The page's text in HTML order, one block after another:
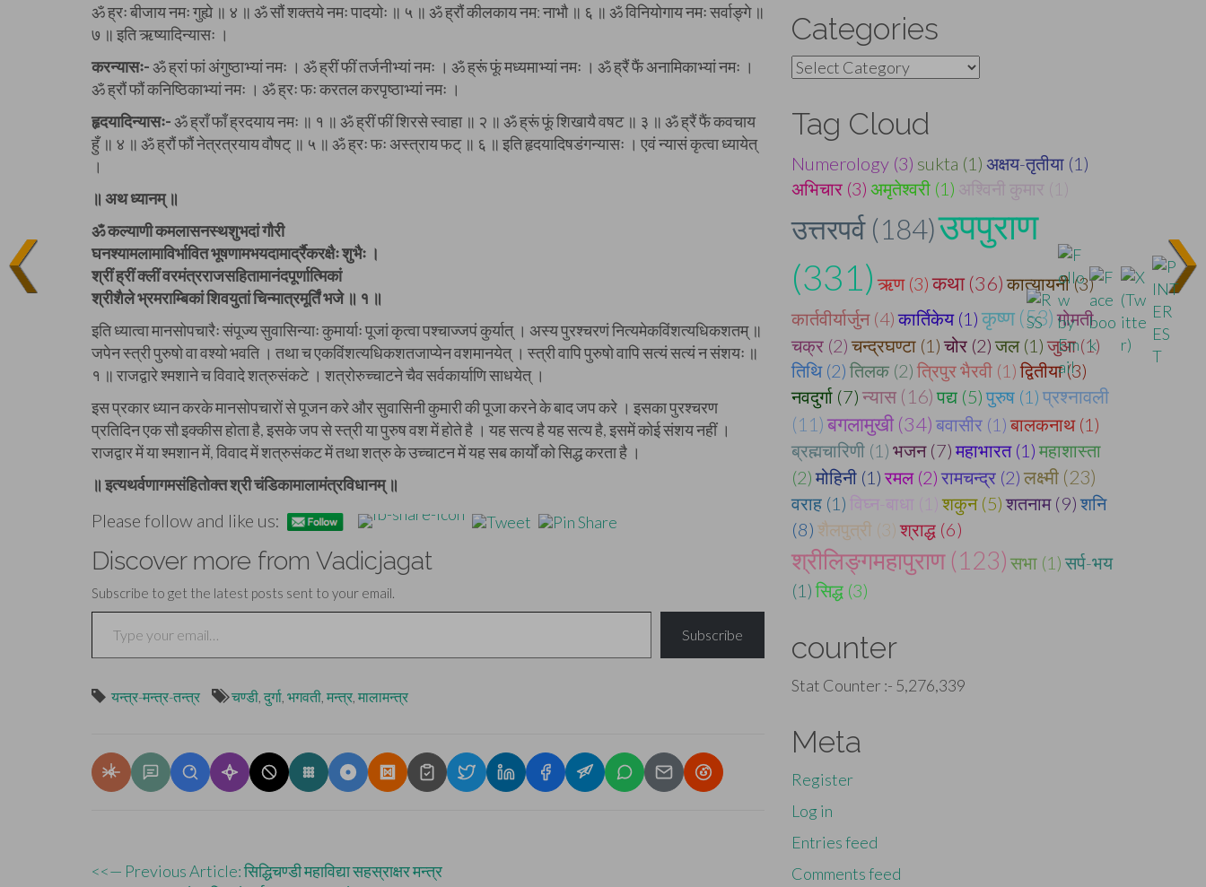
ॐ ह्रः बीजाय नमः गुह्ये ॥ ४ ॥ ॐ सौं शक्तये नमः पादयोः ॥ ५ ॥ ॐ ह्रौं कीलकाय नम: नाभौ ॥ ६ ॥ ॐ विनियोगाय नमः सर्वाङ्गे ॥
७ ॥ इति ऋष्यादिन्यासः ।
करन्यासः-ॐ ह्रां फां अंगुष्ठाभ्यां नमः । ॐ ह्रीं फीं तर्जनीभ्यां नमः । ॐ ह्रूं फूं मध्यमाभ्यां नमः । ॐ ह्रैं फैं अनामिकाभ्यां नमः ।
ॐ ह्रौं फौं कनिष्ठिकाभ्यां नमः । ॐ ह्रः फः करतल करपृष्ठाभ्यां नमः ।
हृदयादिन्यासः-ॐ ह्राँ फाँ ह्रदयाय नमः ॥ १ ॥ ॐ ह्रीं फीं शिरसे स्वाहा ॥ २ ॥ ॐ ह्रूं फूं शिखायै वषट ॥ ३ ॥ ॐ ह्रैं फैं कवचाय
हुँ ॥ ४ ॥ ॐ ह्रौं फौं नेत्रत्रयाय वौषट् ॥ ५ ॥ ॐ ह्रः फः अस्त्राय फट् ॥ ६ ॥ इति हृदयादिषडंगन्यासः । एवं न्यासं कृत्वा ध्यायेत्
।
॥ अथ ध्यानम् ॥
ॐ कल्याणी कमलासनस्थशुभदां गौरी
घनश्यामलामाविर्भावित भूषणामभयदामार्द्रैकरक्षैः शुभैः ।
श्रीं ह्रीं क्लीं वरमंत्रराजसहितामानंदपूर्णात्मिकां
श्रीशैले भ्रमराम्बिकां शिवयुतां चिन्मात्रमूर्तिं भजे ॥ १ ॥
इति ध्यात्वा मानसोपचारैः संपूज्य सुवासिन्याः कुमार्याः पूजां कृत्वा पश्चाज्जपं कुर्यात् । अस्य पुरश्चरणं नित्यमेकविंशत्यधिकशतम् ॥
जपेन स्त्री पुरुषो वा वश्यो भवति । तथा च एकविंशत्यधिकशतजाप्येन वशमानयेत् । स्त्री वापि पुरुषो वापि सत्यं सत्यं न संशयः ॥
१ ॥ राजद्वारे श्मशाने च विवादे शत्रुसंकटे । शत्रोरुच्चाटने चैव सर्वकार्याणि साधयेत् ।
इस प्रकार ध्यान करके मानसोपचारों से पूजन करे और सुवासिनी कुमारी की पूजा करने के बाद जप करे । इसका पुरश्चरण
प्रतिदिन एक सौ इक्कीस होता है, इसके जप से स्त्री या पुरुष वश में होते है । यह सत्य है यह सत्य है, इसमें कोई संशय नहीं ।
राजद्वार में या श्मशान में, विवाद में शत्रुसंकट में तथा शत्रु के उच्चाटन में यह सब कार्यों को सिद्ध करता है ।
॥ इत्यथर्वणागमसंहितोक्त श्री चंडिकामालामंत्रविधानम् ॥
Please follow and like us:
Discover more from Vadicjagat
Subscribe to get the latest posts sent to your email.
Type your email…
Subscribe
यन्त्र-मन्त्र-तन्त्र चण्डी, दुर्गा, भगवती, मन्त्र, मालामन्त्र
Post
<<— Previous Article: सिद्धिचण्डी महाविद्या सहस्राक्षर मन्त्र
Categories
Categories
Tag Cloud
Numerology (3) sukta (1) अक्षय-तृतीया (1)
अभिचार (3) अमृतेश्वरी (1) अश्विनी कुमार (1)
उत्तरपर्व (184)उपपुराण
(331) ऋण (3) कथा (36) कात्यायनी (3)
कार्तवीर्यार्जुन (4) कार्तिकेय (1) कृष्ण (53) गोमती
चक्र (2) चन्द्रघण्टा (1) चोर (2) जल (1) जुआ (1)
तिथि (2) तिलक (2) त्रिपुर भैरवी (1) द्वितीया (3)
नवदुर्गा (7) न्यास (16) पद्य (5) पुरुष (1) प्रश्नावली
(11) बगलामुखी (34) बवासीर (1) बालकनाथ (1)
ब्रह्मचारिणी (1) भजन (7) महाभारत (1) महाशास्ता
(2) मोहिनी (1) रमल (2) रामचन्द्र (2) लक्ष्मी (23)
वराह (1) विघ्न-बाधा (1) शकुन (5) शतनाम (9) शनि
(8) शैलपुत्री (3) श्राद्ध (6)
श्रीलिङ्गमहापुराण (123) सभा (1) सर्प-भय
(1) सिद्ध (3)
counter
Stat Counter :- 5,276,339
Meta
Register
Log in
Entries feed
Comments feed